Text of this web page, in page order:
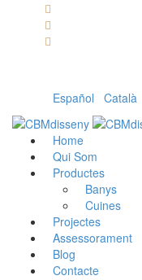
Español Català
Home
Qui Som
Productes
Banys
Cuines
Projectes
Assessorament
Blog
Contacte